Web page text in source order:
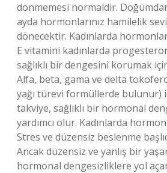
dönmemesi normaldir.
ayda hormonlarınız hamilelik
dönecektir. Kadınlarda
E vitamini kadınlarda
sağlıklı bir dengesini korumak
Alfa, beta, gama ve delta
yağı türevi formüllerde bulunur)
takviye, sağlıklı bir hormonal
yardımcı olur. Kadınlarda
Stres ve düzensiz beslenme
Ancak düzensiz ve yanlış bir
hormonal dengesizliklere yol